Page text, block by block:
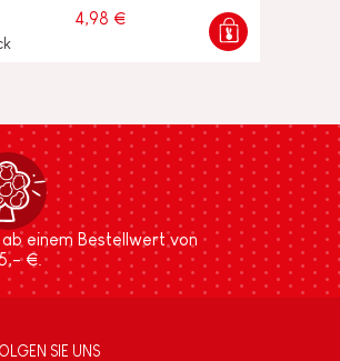
4,98 €
einem Bestellwert von
€.
SIE UNS